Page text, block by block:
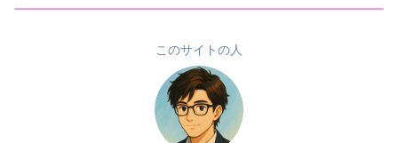
このサイトの人